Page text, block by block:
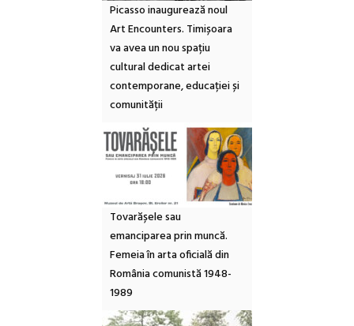
Picasso inaugurează noul
Art Encounters. Timișoara
va avea un nou spațiu
cultural dedicat artei
contemporane, educației și
comunității
Tovarășele sau
emanciparea prin muncă.
Femeia în arta oficială din
România comunistă 1948-
1989